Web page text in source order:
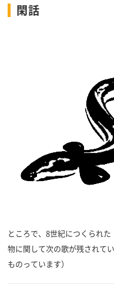
閑話
ところで、8世紀につくられ
物に関して次の歌が残されて
ものっています）